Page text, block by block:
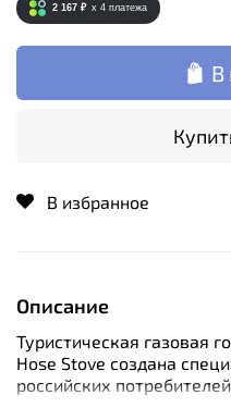
2 167 ₽ x 4 платежа
В
В избранное
Описание
Туристическая газовая
Hose Stove создана
российских